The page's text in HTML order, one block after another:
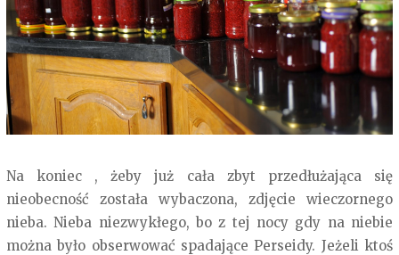
Na koniec , żeby już cała zbyt przedłużająca się
nieobecność została wybaczona, zdjęcie wieczornego
nieba. Nieba niezwykłego, bo z tej nocy gdy na niebie
można było obserwować spadające Perseidy. Jeżeli ktoś